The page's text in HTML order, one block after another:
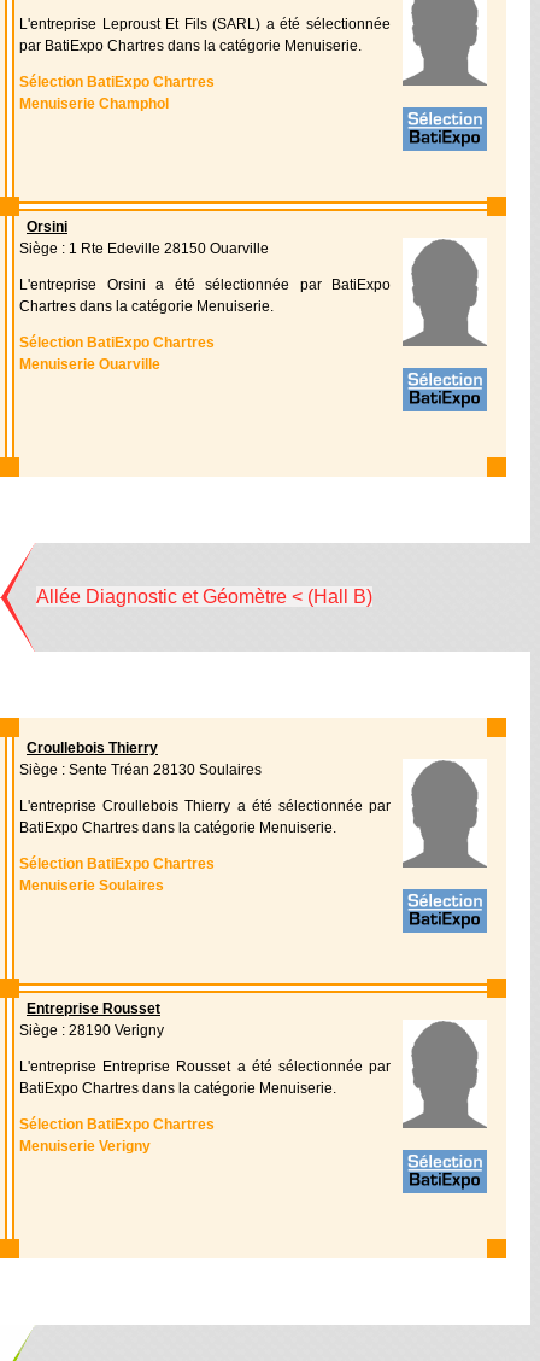
L'entreprise Leproust Et Fils (SARL) a été sélectionnée
par BatiExpo Chartres dans la catégorie Menuiserie.
Sélection BatiExpo Chartres
Menuiserie Champhol
Orsini
Siège : 1 Rte Edeville 28150 Ouarville
L'entreprise Orsini a été sélectionnée par BatiExpo
Chartres dans la catégorie Menuiserie.
Sélection BatiExpo Chartres
Menuiserie Ouarville
Allée Diagnostic et Géomètre < (Hall B)
Croullebois Thierry
Siège : Sente Tréan 28130 Soulaires
L'entreprise Croullebois Thierry a été sélectionnée par
BatiExpo Chartres dans la catégorie Menuiserie.
Sélection BatiExpo Chartres
Menuiserie Soulaires
Entreprise Rousset
Siège : 28190 Verigny
L'entreprise Entreprise Rousset a été sélectionnée par
BatiExpo Chartres dans la catégorie Menuiserie.
Sélection BatiExpo Chartres
Menuiserie Verigny